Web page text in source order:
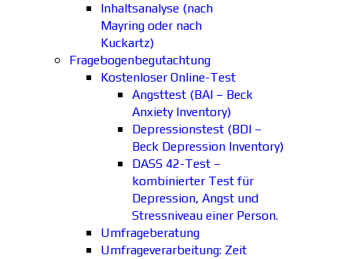
Inhaltsanalyse (nach
Mayring oder nach
Kuckartz)
Fragebogenbegutachtung
Kostenloser Online-Test
Angsttest (BAI – Beck
Anxiety Inventory)
Depressionstest (BDI –
Beck Depression Inventory)
DASS 42-Test –
kombinierter Test für
Depression, Angst und
Stressniveau einer Person.
Umfrageberatung
Umfrageverarbeitung: Zeit